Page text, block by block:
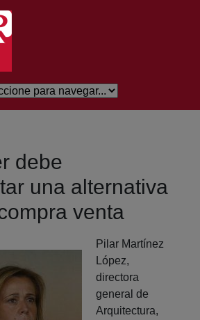
debe
una alternativa
venta
Pilar Martínez
López,
directora
general de
Arquitectura,